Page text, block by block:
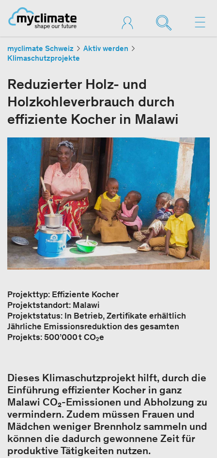
myclimate Schweiz
Aktiv werden
Klimaschutzprojekte
Reduzierter Holz- und
Holzkohleverbrauch durch
effiziente Kocher in Malawi
Projekttyp: Effiziente Kocher
Projektstandort: Malawi
Projektstatus: In Betrieb, Zertifikate erhältlich
Jährliche Emissionsreduktion des gesamten
Projekts: 500’000 t CO₂e
Dieses Klimaschutzprojekt hilft, durch die
Einführung effizienter Kocher in ganz
Malawi CO₂-Emissionen und Abholzung zu
vermindern. Zudem müssen Frauen und
Mädchen weniger Brennholz sammeln und
können die dadurch gewonnene Zeit für
produktive Tätigkeiten nutzen.